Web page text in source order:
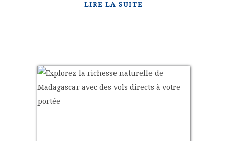
LIRE LA SUITE